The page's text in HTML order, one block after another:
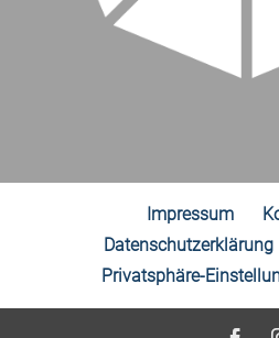
Impressum
Datenschutzerklärung
Privatsphäre-